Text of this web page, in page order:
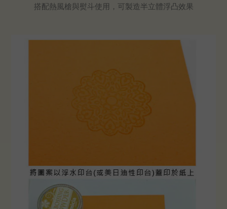
搭配熱風槍與熨斗使用，可製造半立體浮凸效果